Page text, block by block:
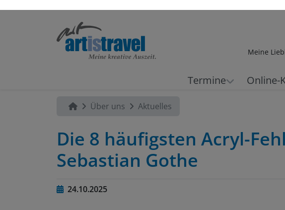
Über uns Aktuelles
Die 8 häufigsten Acryl-
Sebastian Gothe
24.10.2025